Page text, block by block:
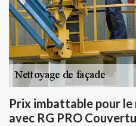
Prix imbattable pour
avec RG PRO